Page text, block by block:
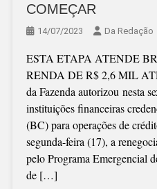
COMEÇAR
14/07/2023 Da Redação
ESTA ETAPA ATENDE
RENDA DE R$ 2,6 MIL
da Fazenda autorizou nesta
instituições financeiras
(BC) para operações de
segunda-feira (17), a
pelo Programa Emergencial
de […]